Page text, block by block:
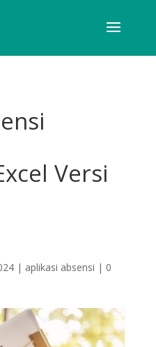
Versi
| aplikasi absensi | 0